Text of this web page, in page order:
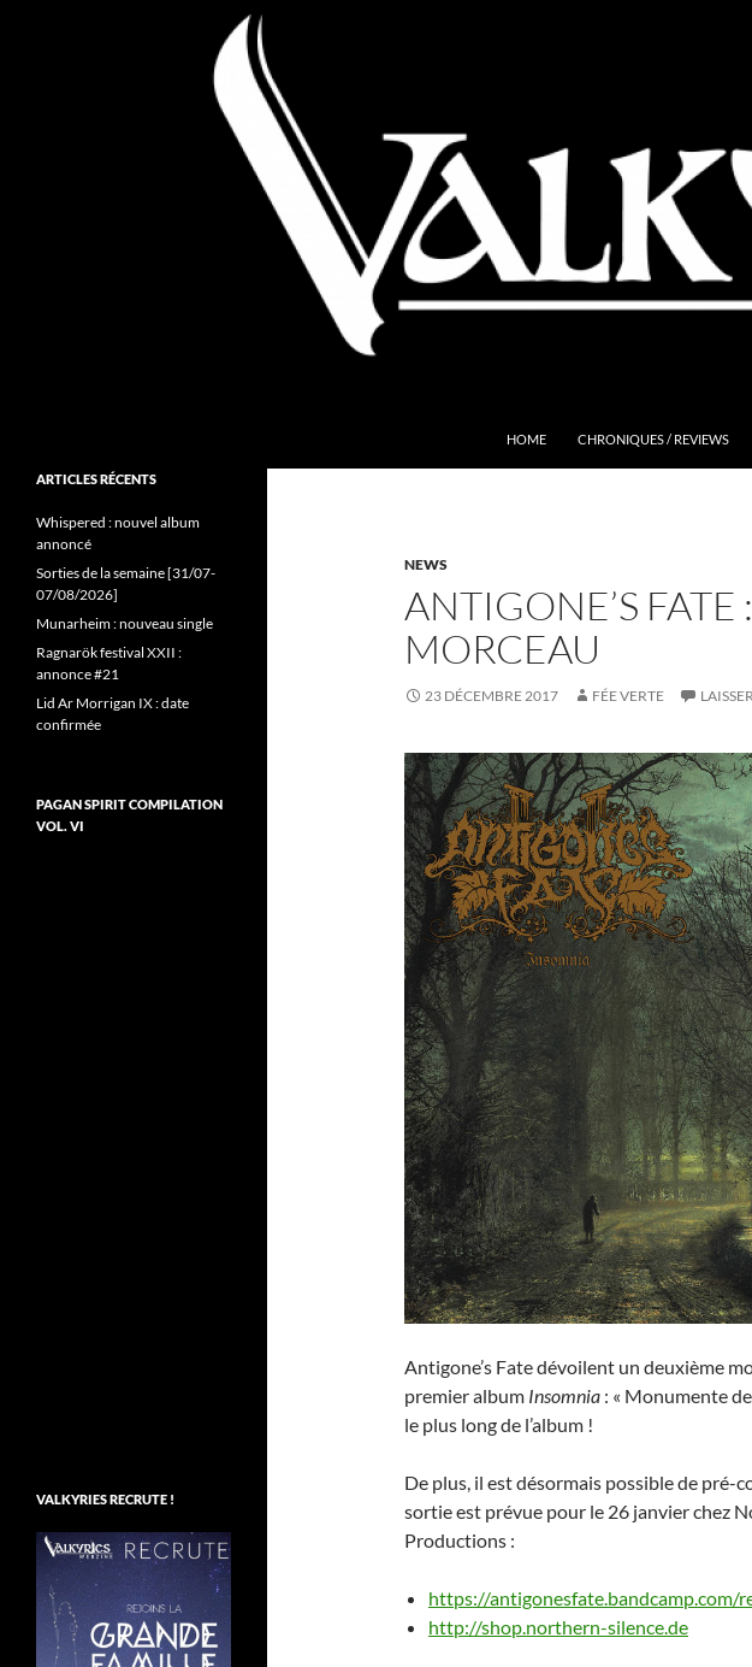
HOME CHRONIQUES / REVIEWS
NEWS
ANTIGONE’S
MORCEAU
23 DÉCEMBRE 2017 FÉE VERTE
Antigone’s Fate dévoilent un deuxième
premier album Insomnia : « Monumente
le plus long de l’album !
De plus, il est désormais possible de pré-
sortie est prévue pour le 26 janvier chez
Productions :
https://antigonesfate.bandcamp.com/
http://shop.northern-silence.de
Folk Pagan Webzine
ARTICLES RÉCENTS
Whispered : nouvel album
annoncé
Sorties de la semaine [31/07-
07/08/2026]
Munarheim : nouveau single
Ragnarök festival XXII :
annonce #21
Lid Ar Morrigan IX : date
confirmée
PAGAN SPIRIT COMPILATION
VOL. VI
VALKYRIES RECRUTE !